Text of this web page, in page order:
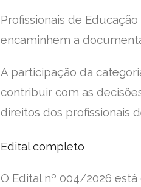
Profissionais de
encaminhem a
A participação da
contribuir com as
direitos dos profissionais
Edital completo
O Edital nº 004/2026